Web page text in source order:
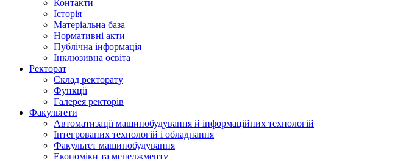
Контакти
Історія
Матеріальна база
Нормативні акти
Публічна інформація
Інклюзивна освіта
Ректорат
Склад ректорату
Функції
Галерея ректорів
Факультети
Автоматизації машинобудування й інформаційних технологій
Інтегрованих технологій і обладнання
Факультет машинобудування
Економіки та менеджменту